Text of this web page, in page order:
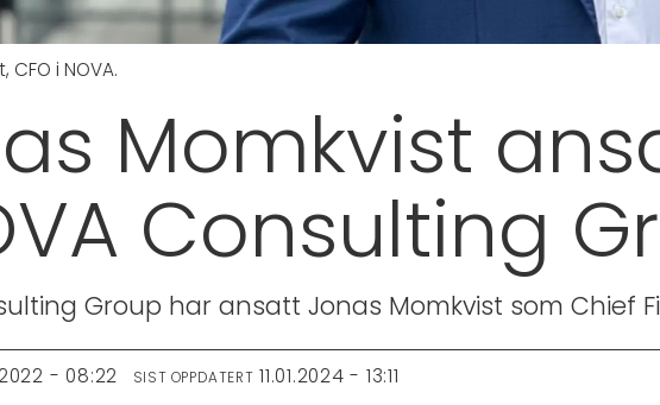
CFO i NOVA.
Momkvist
Consulting
Group har ansatt Jonas Momkvist som Chief
- 08:22 SIST OPPDATERT 11.01.2024 - 13:11